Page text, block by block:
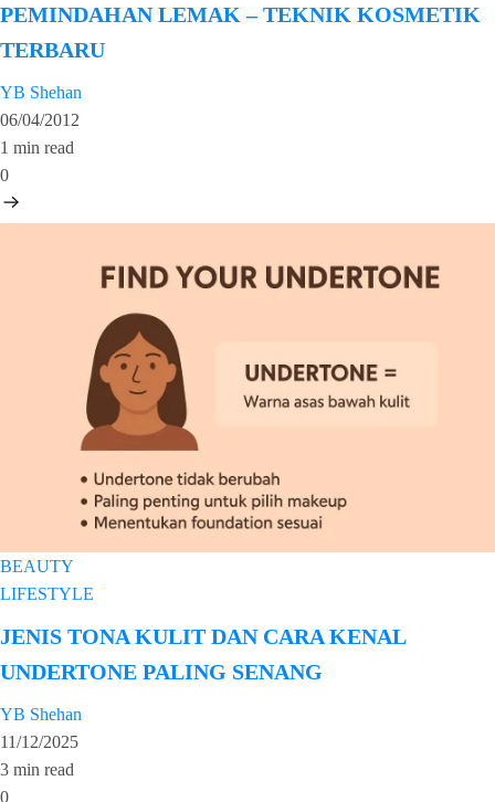
PEMINDAHAN LEMAK – TEKNIK KOSMETIK
TERBARU
YB Shehan
06/04/2012
1 min read
0
BEAUTY
LIFESTYLE
JENIS TONA KULIT DAN CARA KENAL
UNDERTONE PALING SENANG
YB Shehan
11/12/2025
3 min read
0